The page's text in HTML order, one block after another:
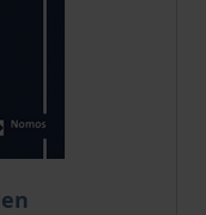
chosen on the